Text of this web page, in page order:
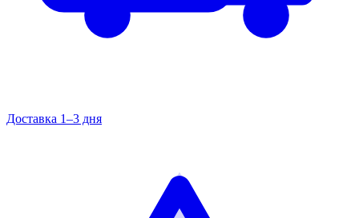
Доставка 1–3 дня